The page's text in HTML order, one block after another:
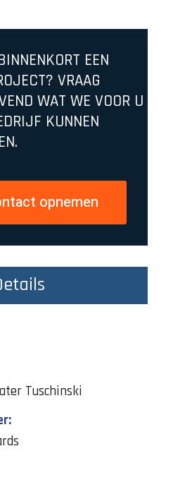
EEN
VRAAG
WAT WE VOOR U
KUNNEN
opnemen
Tuschinski